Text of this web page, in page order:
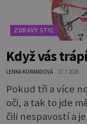
ZDRAVÝ STYL
Když vás
LENKA KORANDOVÁ 27.7.2026
Pokud tři a více
oči, a tak to jde
čili nespavostí a